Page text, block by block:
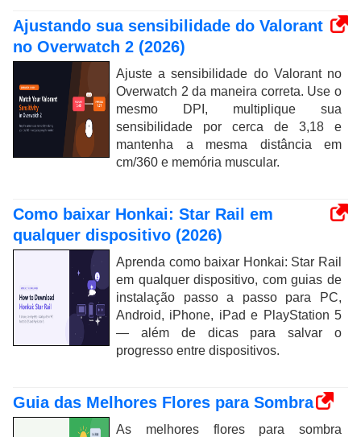
Ajustando sua sensibilidade do Valorant
no Overwatch 2 (2026)
Ajuste a sensibilidade do Valorant no
Overwatch 2 da maneira correta. Use o
mesmo DPI, multiplique sua
sensibilidade por cerca de 3,18 e
mantenha a mesma distância em
cm/360 e memória muscular.
Como baixar Honkai: Star Rail em
qualquer dispositivo (2026)
Aprenda como baixar Honkai: Star Rail
em qualquer dispositivo, com guias de
instalação passo a passo para PC,
Android, iPhone, iPad e PlayStation 5
— além de dicas para salvar o
progresso entre dispositivos.
Guia das Melhores Flores para Sombra
As melhores flores para sombra